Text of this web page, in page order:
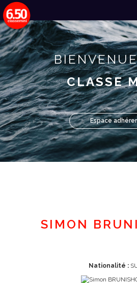
CLASSE
Espace
SIMON
Nationalité :